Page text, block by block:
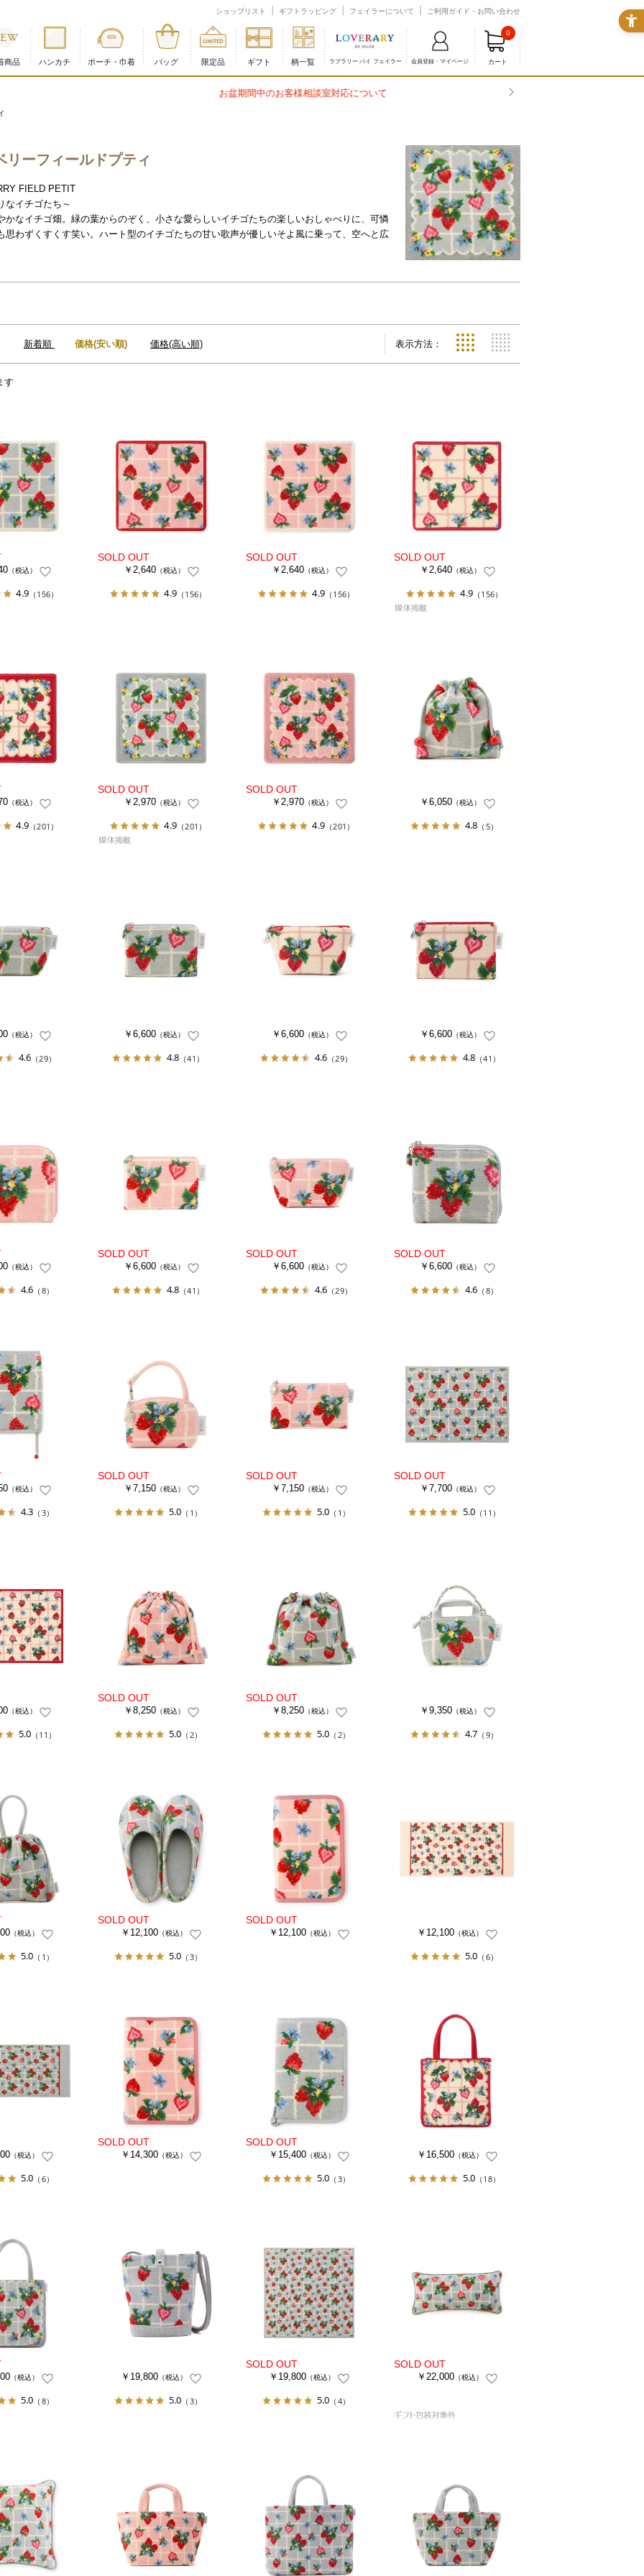
ショップリスト ギフトラッピング フェイラーについて ご利用ガイド・お問い合わせ
商品 ハンカチ ポーチ・巾着 バッグ 限定品 ギフト 柄一覧 ラブラリー バイ フェイラー 会員登録・マイページ カート
0
お盆期間中のお客様相談室対応について
リーフィールドプティ
FIELD PETIT
なイチゴたち～
かなイチゴ畑。緑の葉からのぞく、小さな愛らしいイチゴたちの楽しいおしゃべりに、可憐
思わずくすくす笑い。ハート型のイチゴたちの甘い歌声が優しいそよ風に乗って、空へと広
表示方法：
新着順 価格(安い順) 価格(高い順)
す
（税込）
4.9 （156）
￥2,640（税込）
4.9 （156）
￥2,640（税込）
4.9 （156）
￥2,640（税込）
4.9 （156）
（税込）
4.9 （201）
￥2,970（税込）
4.9 （201）
￥2,970（税込）
4.9 （201）
￥6,050（税込）
4.8 （5）
（税込）
4.6 （29）
￥6,600（税込）
4.8 （41）
￥6,600（税込）
4.6 （29）
￥6,600（税込）
4.8 （41）
（税込）
4.6 （8）
￥6,600（税込）
4.8 （41）
￥6,600（税込）
4.6 （29）
￥6,600（税込）
4.6 （8）
（税込）
4.3 （3）
￥7,150（税込）
5.0 （1）
￥7,150（税込）
5.0 （1）
￥7,700（税込）
5.0 （11）
（税込）
5.0 （11）
￥8,250（税込）
5.0 （2）
￥8,250（税込）
5.0 （2）
￥9,350（税込）
4.7 （9）
（税込）
5.0 （1）
￥12,100 （税込）
5.0 （3）
￥12,100 （税込） ￥12,100 （税込）
5.0 （6）
（税込）
5.0 （6）
￥14,300 （税込） ￥15,400 （税込）
5.0 （3）
￥16,500 （税込）
5.0 （18）
（税込）
5.0 （8）
￥19,800 （税込）
5.0 （3）
￥19,800 （税込）
5.0 （4）
￥22,000 （税込）